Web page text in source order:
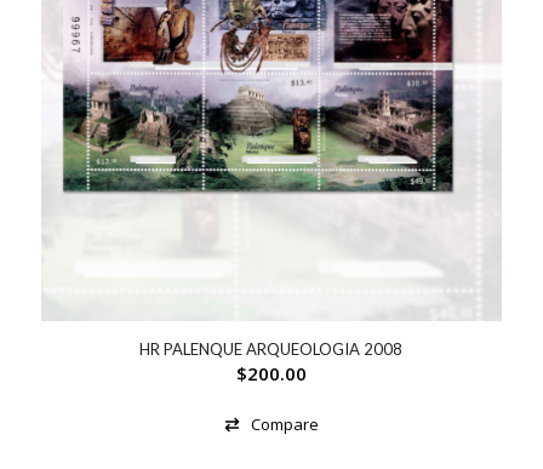
HR PALENQUE ARQUEOLOGIA 2008
$200.00
Compare